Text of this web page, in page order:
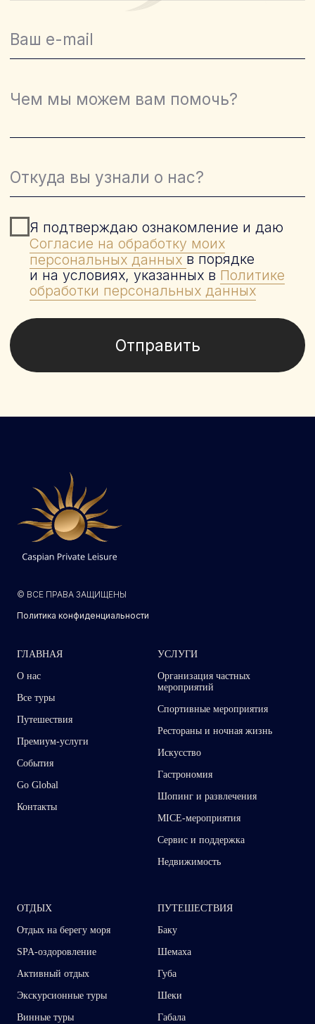
© ВСЕ ПРАВА ЗАЩИЩЕНЫ
Политика конфиденциальности
ГЛАВНАЯ
О нас
Все туры
Путешествия
Премиум-услуги
События
Go Global
Контакты
УСЛУГИ
Организация частных
мероприятий
Спортивные мероприятия
Рестораны и ночная жизнь
Искусство
Гастрономия
Шопинг и развлечения
MICE-мероприятия
Сервис и поддержка
Недвижимость
ОТДЫХ
Отдых на берегу моря
SPA-оздоровление
Активный отдых
Экскурсионные туры
Винные туры
ПУТЕШЕСТВИЯ
Баку
Шемаха
Губа
Шеки
Габала